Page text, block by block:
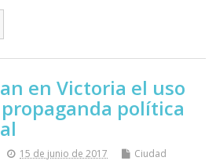
en Victoria el uso
política
15 de junio de 2017 Ciudad